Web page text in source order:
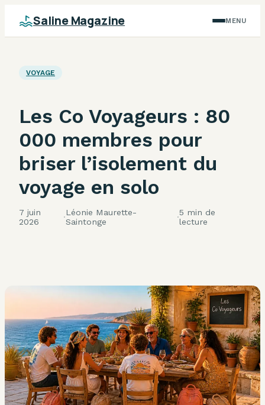
Saline Magazine MENU
VOYAGE
Les Co Voyageurs : 80
000 membres pour
briser l’isolement du
voyage en solo
7 juin
2026
·Léonie Maurette-
Saintonge
·5 min de
lecture